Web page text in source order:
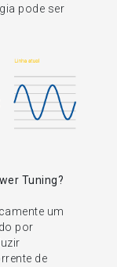
pode ser
Tuning?
um
por
de